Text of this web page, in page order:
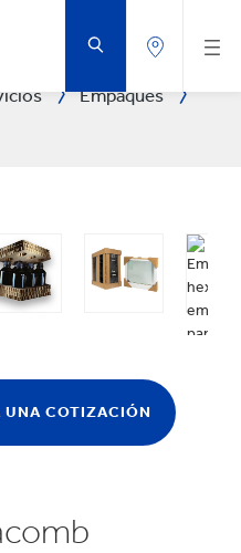
Empaques
UNA COTIZACIÓN